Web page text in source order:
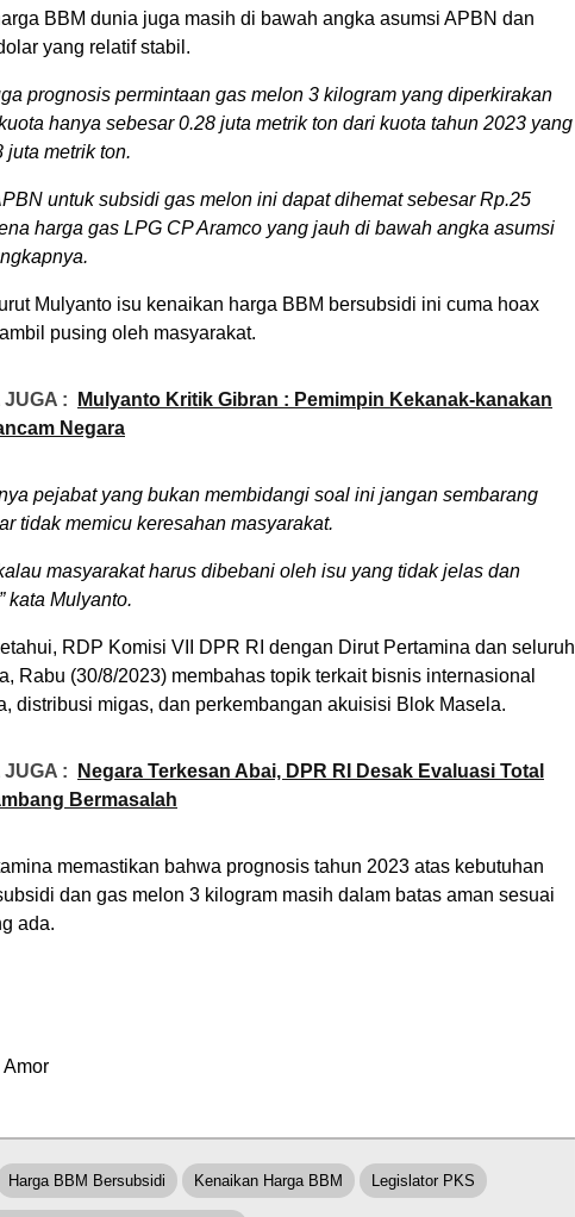
BBM dunia juga masih di bawah angka asumsi APBN dan
yang relatif stabil.
prognosis permintaan gas melon 3 kilogram yang diperkirakan
hanya sebesar 0.28 juta metrik ton dari kuota tahun 2023 yang
juta metrik ton.
untuk subsidi gas melon ini dapat dihemat sebesar Rp.25
harga gas LPG CP Aramco yang jauh di bawah angka asumsi
Mulyanto isu kenaikan harga BBM bersubsidi ini cuma hoax
pusing oleh masyarakat.
JUGA :
Mulyanto Kritik Gibran : Pemimpin Kekanak-kanakan
Negara
pejabat yang bukan membidangi soal ini jangan sembarang
tidak memicu keresahan masyarakat.
masyarakat harus dibebani oleh isu yang tidak jelas dan
kata Mulyanto.
RDP Komisi VII DPR RI dengan Dirut Pertamina dan seluruh
Rabu (30/8/2023) membahas topik terkait bisnis internasional
distribusi migas, dan perkembangan akuisisi Blok Masela.
JUGA :
Negara Terkesan Abai, DPR RI Desak Evaluasi Total
Bermasalah
memastikan bahwa prognosis tahun 2023 atas kebutuhan
dan gas melon 3 kilogram masih dalam batas aman sesuai
ada.
Amor
Harga BBM Bersubsidi Kenaikan Harga BBM Legislator PKS